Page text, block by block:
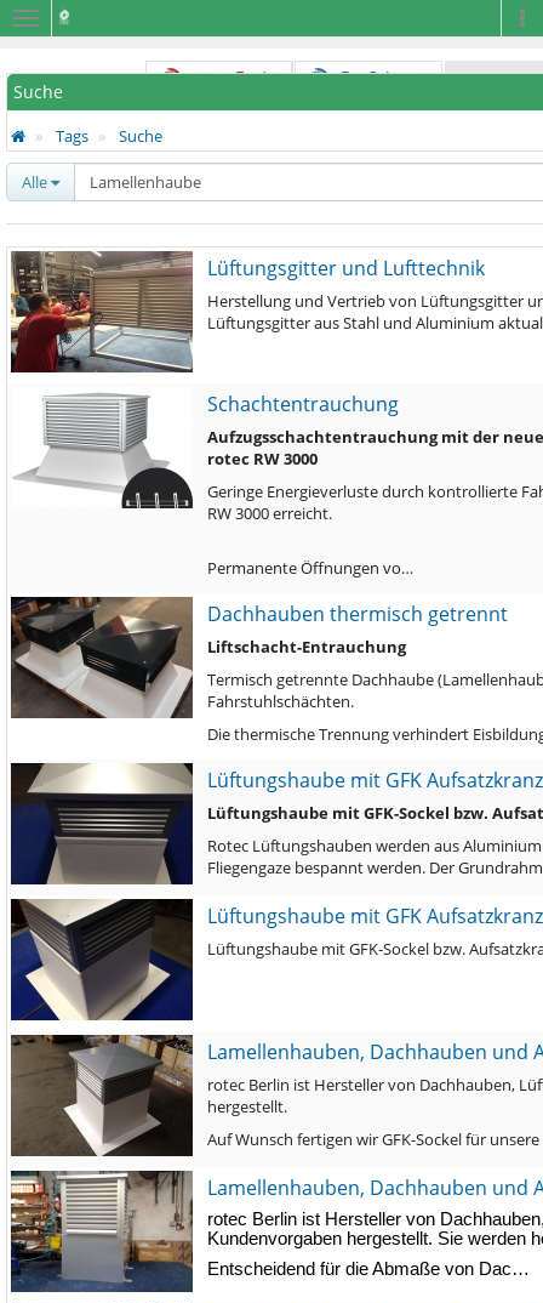
Navigation
Suche
Tags Suche
Alle
Lüftungsgitter und Lufttechnik
Herstellung und Vertrieb von Lüftungsgitter
Lüftungsgitter aus Stahl und Aluminium
Schachtentrauchung
Aufzugsschachtentrauchung mit der
rotec RW 3000
Geringe Energieverluste durch kontrollierte
RW 3000 erreicht.
Permanente Öffnungen vo…
Dachhauben thermisch getrennt
Liftschacht-Entrauchung
Termisch getrennte Dachhaube
Fahrstuhlschächten.
Die thermische Trennung verhindert
Lüftungshaube mit GFK Aufsatzkranz
Lüftungshaube mit GFK-Sockel bzw.
Rotec Lüftungshauben werden aus
Fliegengaze bespannt werden. Der
Lüftungshaube mit GFK Aufsatzkranz
Lüftungshaube mit GFK-Sockel bzw.
Lamellenhauben, Dachhauben und
rotec Berlin ist Hersteller von Dachhauben,
hergestellt.
Auf Wunsch fertigen wir GFK-Sockel für
Lamellenhauben, Dachhauben und
rotec Berlin ist Hersteller von
Kundenvorgaben hergestellt. Sie werden
Entscheidend für die Abmaße von Dac…